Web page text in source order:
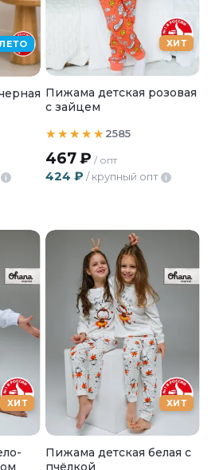
i
ХИТ
Пижама детская розовая
с зайцем
2585
467₽ / опт
424 ₽ / крупный опт i
ХИТ ХИТ
Пижама детская белая с
пчёлкой